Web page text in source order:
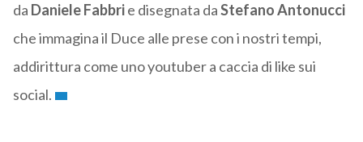
da Daniele Fabbrie disegnata daStefano Antonucci
che immagina il Duce alle prese con i nostri tempi,
addirittura come uno youtuber a caccia di like sui
social.